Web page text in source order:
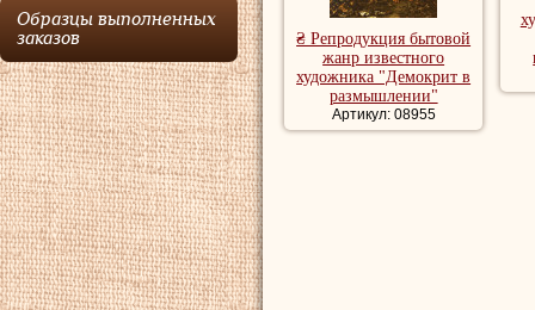
Образцы выполненных
заказов
музыке, а потом
шурин, Фр.
Рибера и,
Фальконе. Кроме
₴ Репродукция бытовой
жанр известного
художника "Демокрит в
размышлении"
Артикул: 08955